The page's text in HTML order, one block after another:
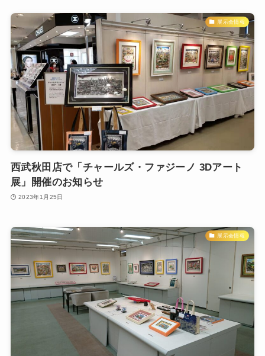
展示会情報
西武秋田店で「チャールズ・ファジーノ 3Dアート
展」開催のお知らせ
2023年1月25日
展示会情報